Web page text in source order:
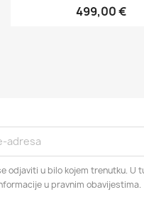
499,00 €
odjaviti u bilo kojem trenutku. U
u pravnim obavijestima.